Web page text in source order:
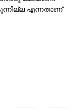
എന്നതാണ്